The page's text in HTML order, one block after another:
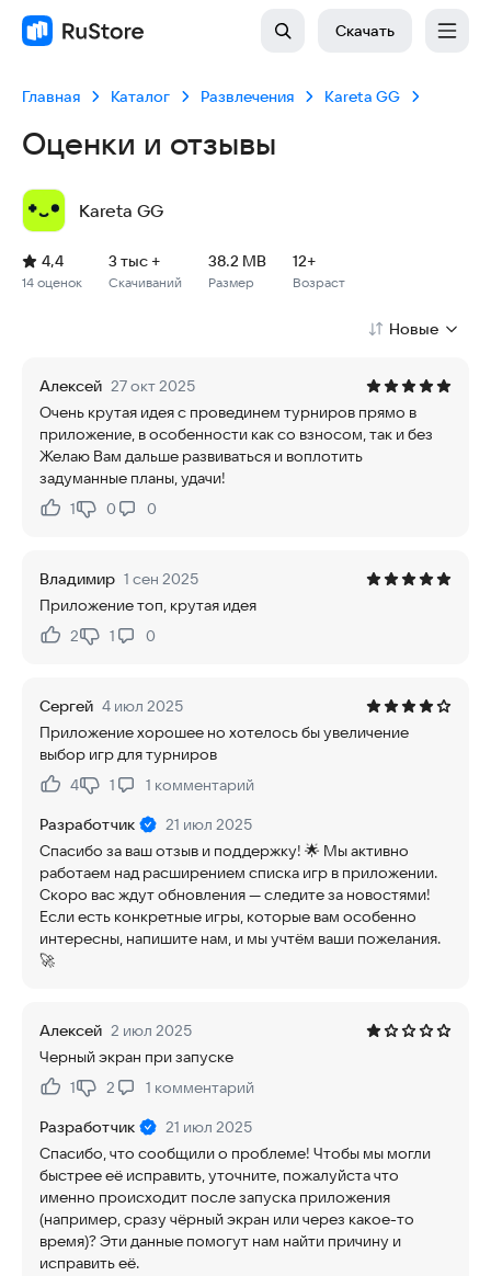
Скачать
Главная Каталог Развлечения Kareta GG
Оценки и отзывы
Kareta GG
Рейтинг: 4,4, 14 оценок
Скачиваний: 3 тыс +
Размер файла: 38.2 MB
Возрастное ограничение: 38.2 MB
14 оценок
4,4
Скачиваний
3 тыс +
Размер
38.2 MB
Возраст
12+
Новые
Алексей 27 окт 2025
Очень крутая идея с провединем турниров прямо в
приложение, в особенности как со взносом, так и без
Желаю Вам дальше развиваться и воплотить
задуманные планы, удачи!
Нравится:
1Не нравится:
0 0
Владимир 1 сен 2025
Приложение топ, крутая идея
Нравится:
2Не нравится:
1 0
Сергей 4 июл 2025
Приложение хорошее но хотелось бы увеличение
выбор игр для турниров
Нравится:
4Не нравится:
1 1 комментарий
Разработчик
21 июл 2025
Спасибо за ваш отзыв и поддержку! 🌟 Мы активно
работаем над расширением списка игр в приложении.
Скоро вас ждут обновления — следите за новостями!
Если есть конкретные игры, которые вам особенно
интересны, напишите нам, и мы учтём ваши пожелания.
🚀
Алексей 2 июл 2025
Черный экран при запуске
Нравится:
1Не нравится:
2 1 комментарий
Разработчик
21 июл 2025
Спасибо, что сообщили о проблеме! Чтобы мы могли
быстрее её исправить, уточните, пожалуйста что
именно происходит после запуска приложения
(например, сразу чёрный экран или через какое-то
время)? Эти данные помогут нам найти причину и
исправить её.